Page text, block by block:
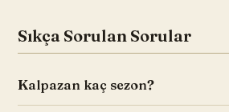
Sıkça Sorulan Sorular
Kalpazan kaç sezon?